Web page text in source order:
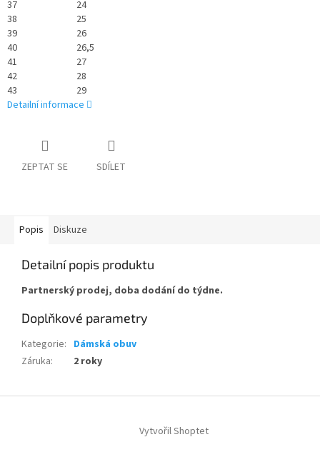
37
24
38
25
39
26
40
26,5
41
27
42
28
43
29
Detailní informace
ZEPTAT SE SDÍLET
Popis Diskuze
Detailní popis produktu
Partnerský prodej, doba dodání do týdne.
Doplňkové parametry
Kategorie: Dámská obuv
Záruka: 2 roky
Vytvořil Shoptet